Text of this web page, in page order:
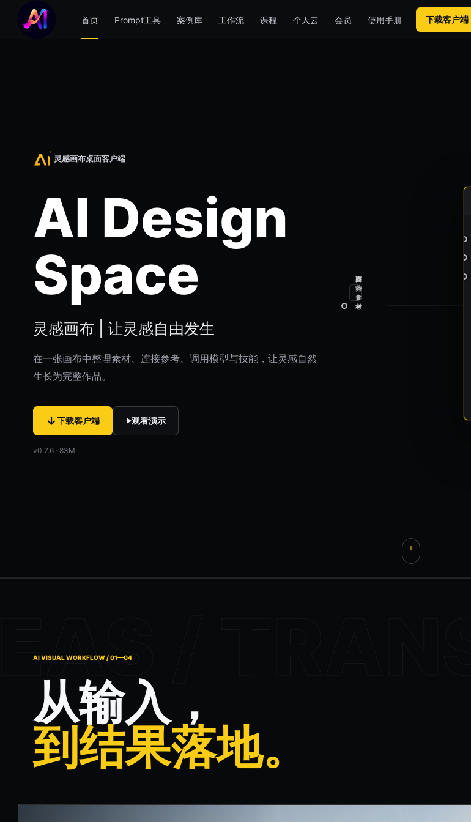
首页 Prompt工具 案例库 工作流 课程 个人云 会员 使用手册 下载客户端
灵感画布桌面客户端
AI Design
Space
灵感画布 | 让灵感自由发生
在一张画布中整理素材、连接参考、调用模型与技能，让灵感自然
生长为完整作品。
↓下载客户端 观看演示
v0.7.6 · 83M
空
间
参
考
商
品
素
材
姿
势
参
考
AI VISUAL WORKFLOW / 01—04
从输入，
到结果落地。